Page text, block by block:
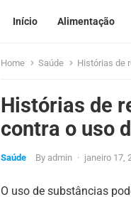
Início Alimentação
Home Saúde Histórias de
Histórias de
contra o uso
Saúde By admin · janeiro 17,
O uso de substâncias